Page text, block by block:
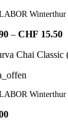
Winterthur
– CHF 15.50
Chai Classic
Winterthur